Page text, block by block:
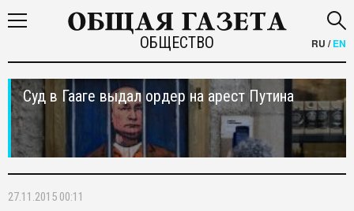
ОБЩЕСТВО RU /EN
Суд в Гааге выдал ордер на арест Путина
27.11.2015 00:11